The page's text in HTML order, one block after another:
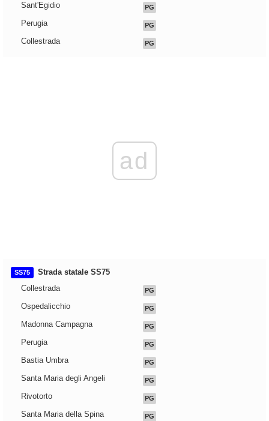
Sant'Egidio PG
Perugia PG
Collestrada PG
ad
SS75
Strada statale SS75
Collestrada
PG
Ospedalicchio PG
Madonna Campagna PG
Perugia PG
Bastia Umbra PG
Santa Maria degli Angeli PG
Rivotorto PG
Santa Maria della Spina PG